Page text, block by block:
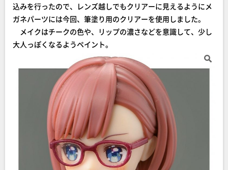
込みを行ったので、レンズ越しでもクリアーに見えるようにメ
ガネパーツには今回、筆塗り用のクリアーを使用しました。
メイクはチークの色や、リップの濃さなどを意識して、少し
大人っぽくなるようペイント。